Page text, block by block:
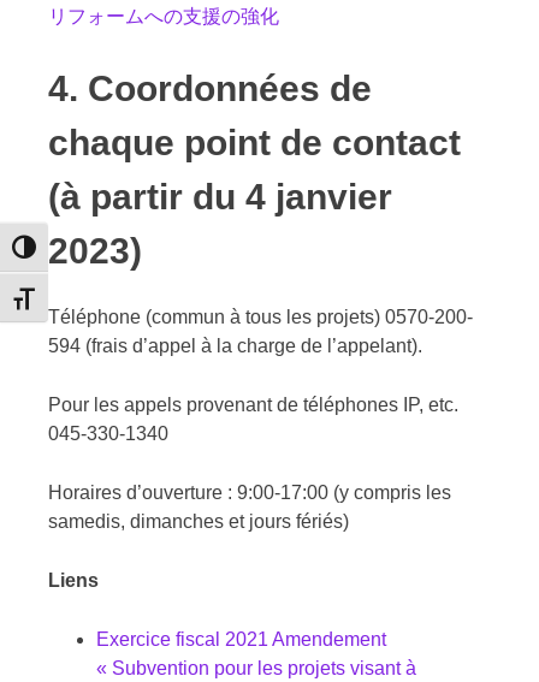
Passer en contraste élevé
Changer la taille de la police
リフォームへの支援の強化
4. Coordonnées de
chaque point de contact
(à partir du 4 janvier
2023)
Téléphone (commun à tous les projets) 0570-200-
594 (frais d’appel à la charge de l’appelant).
Pour les appels provenant de téléphones IP, etc.
045-330-1340
Horaires d’ouverture : 9:00-17:00 (y compris les
samedis, dimanches et jours fériés)
Liens
Exercice fiscal 2021 Amendement
« Subvention pour les projets visant à